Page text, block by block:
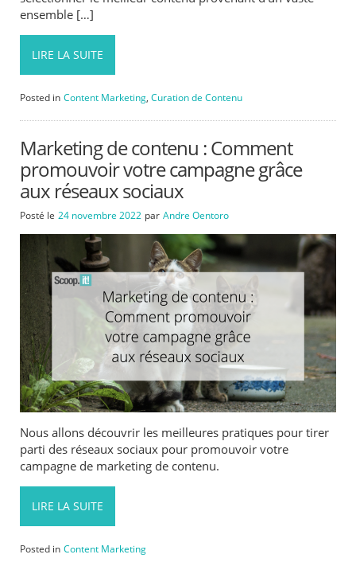
ensemble […]
LIRE LA SUITE
Posted in Content Marketing,Curation de Contenu
Marketing de contenu : Comment
promouvoir votre campagne grâce
aux réseaux sociaux
Posté le 24 novembre 2022 par Andre Oentoro
Nous allons découvrir les meilleures pratiques pour tirer
parti des réseaux sociaux pour promouvoir votre
campagne de marketing de contenu.
LIRE LA SUITE
Posted in Content Marketing